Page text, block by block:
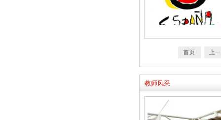
首页 上
教师风采